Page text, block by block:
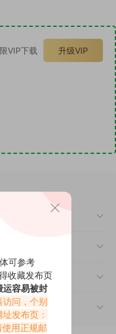
VIP下载 升级VIP
可参考
收藏发布页
运容易被封
访问，个别
发布页：
使用正规邮